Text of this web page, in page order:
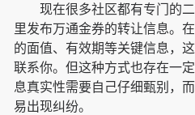
现在很多社区都有专门的
里发布万通金券的转让信息。
的面值、有效期等关键信息，
联系你。但这种方式也存在一
息真实性需要自己仔细甄别，
易出现纠纷。